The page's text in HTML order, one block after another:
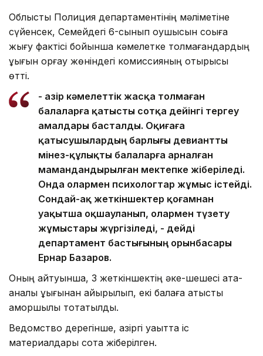
Облыстық Полиция департаментінің мәліметіне
сүйенсек, Семейдегі 6-сынып оқушысын соққыға
жығу фактісі бойынша кәмелетке толмағандардың
құқығын қорғау жөніндегі комиссияның отырысы
өтті.
- Қазір кәмелеттік жасқа толмаған
балаларға қатысты сотқа дейінгі тергеу
амалдары басталды. Оқиғаға
қатысушылардың барлығы девиантты
мінез-құлықты балаларға арналған
мамандандырылған мектепке жіберіледі.
Онда олармен психологтар жұмыс істейді.
Сондай-ақ жеткіншектер қоғамнан
уақытша оқшауланып, олармен түзету
жұмыстары жүргізіледі, - дейді
департамент бастығының орынбасары
Ернар Базаров.
Оның айтуынша, 3 жеткіншектің әке-шешесі ата-
аналық құқығынан айырылып, екі балаға қатысты
қамқоршылық тоқтатылды.
Ведомство дерегінше, қазіргі уақытта іс
материалдары сотқа жіберілген.